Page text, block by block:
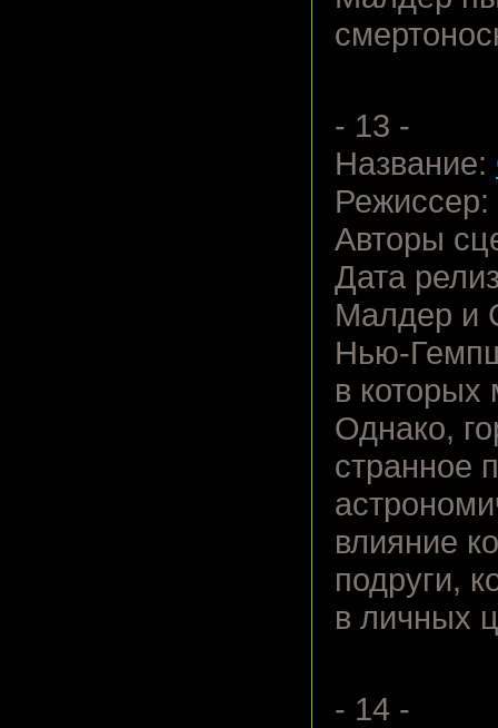
- 13 -
Название:
Режиссер:
Авторы
Дата
Малдер и
Нью-
в которых
Однако,
странное
влияние
подруги,
в личных
- 14 -